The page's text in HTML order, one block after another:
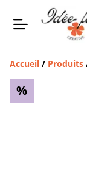
Accueil / Produits
%